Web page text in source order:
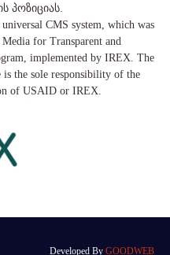
პოზიციას.
CMS system, which was
for Transparent and
implemented by IREX. The
the sole responsibility of the
of USAID or IREX.
Developed By GOODWEB